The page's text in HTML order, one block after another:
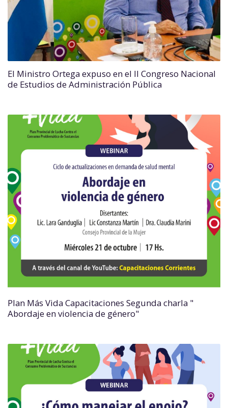
El Ministro Ortega expuso en el II Congreso Nacional
de Estudios de Administración Pública
Plan Más Vida Capacitaciones Segunda charla "
Abordaje en violencia de género"